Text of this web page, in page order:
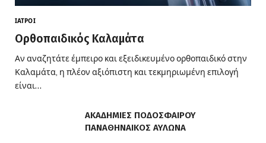
ΙΑΤΡΟΊ
Ορθοπαιδικός Καλαμάτα
Αν αναζητάτε έμπειρο και εξειδικευμένο ορθοπαιδικό στην
Καλαμάτα, η πλέον αξιόπιστη και τεκμηριωμένη επιλογή
είναι…
ΑΚΑΔΗΜΙΕΣ ΠΟΔΟΣΦΑΙΡΟΥ
ΠΑΝΑΘΗΝΑΙΚΟΣ ΑΥΛΩΝΑ